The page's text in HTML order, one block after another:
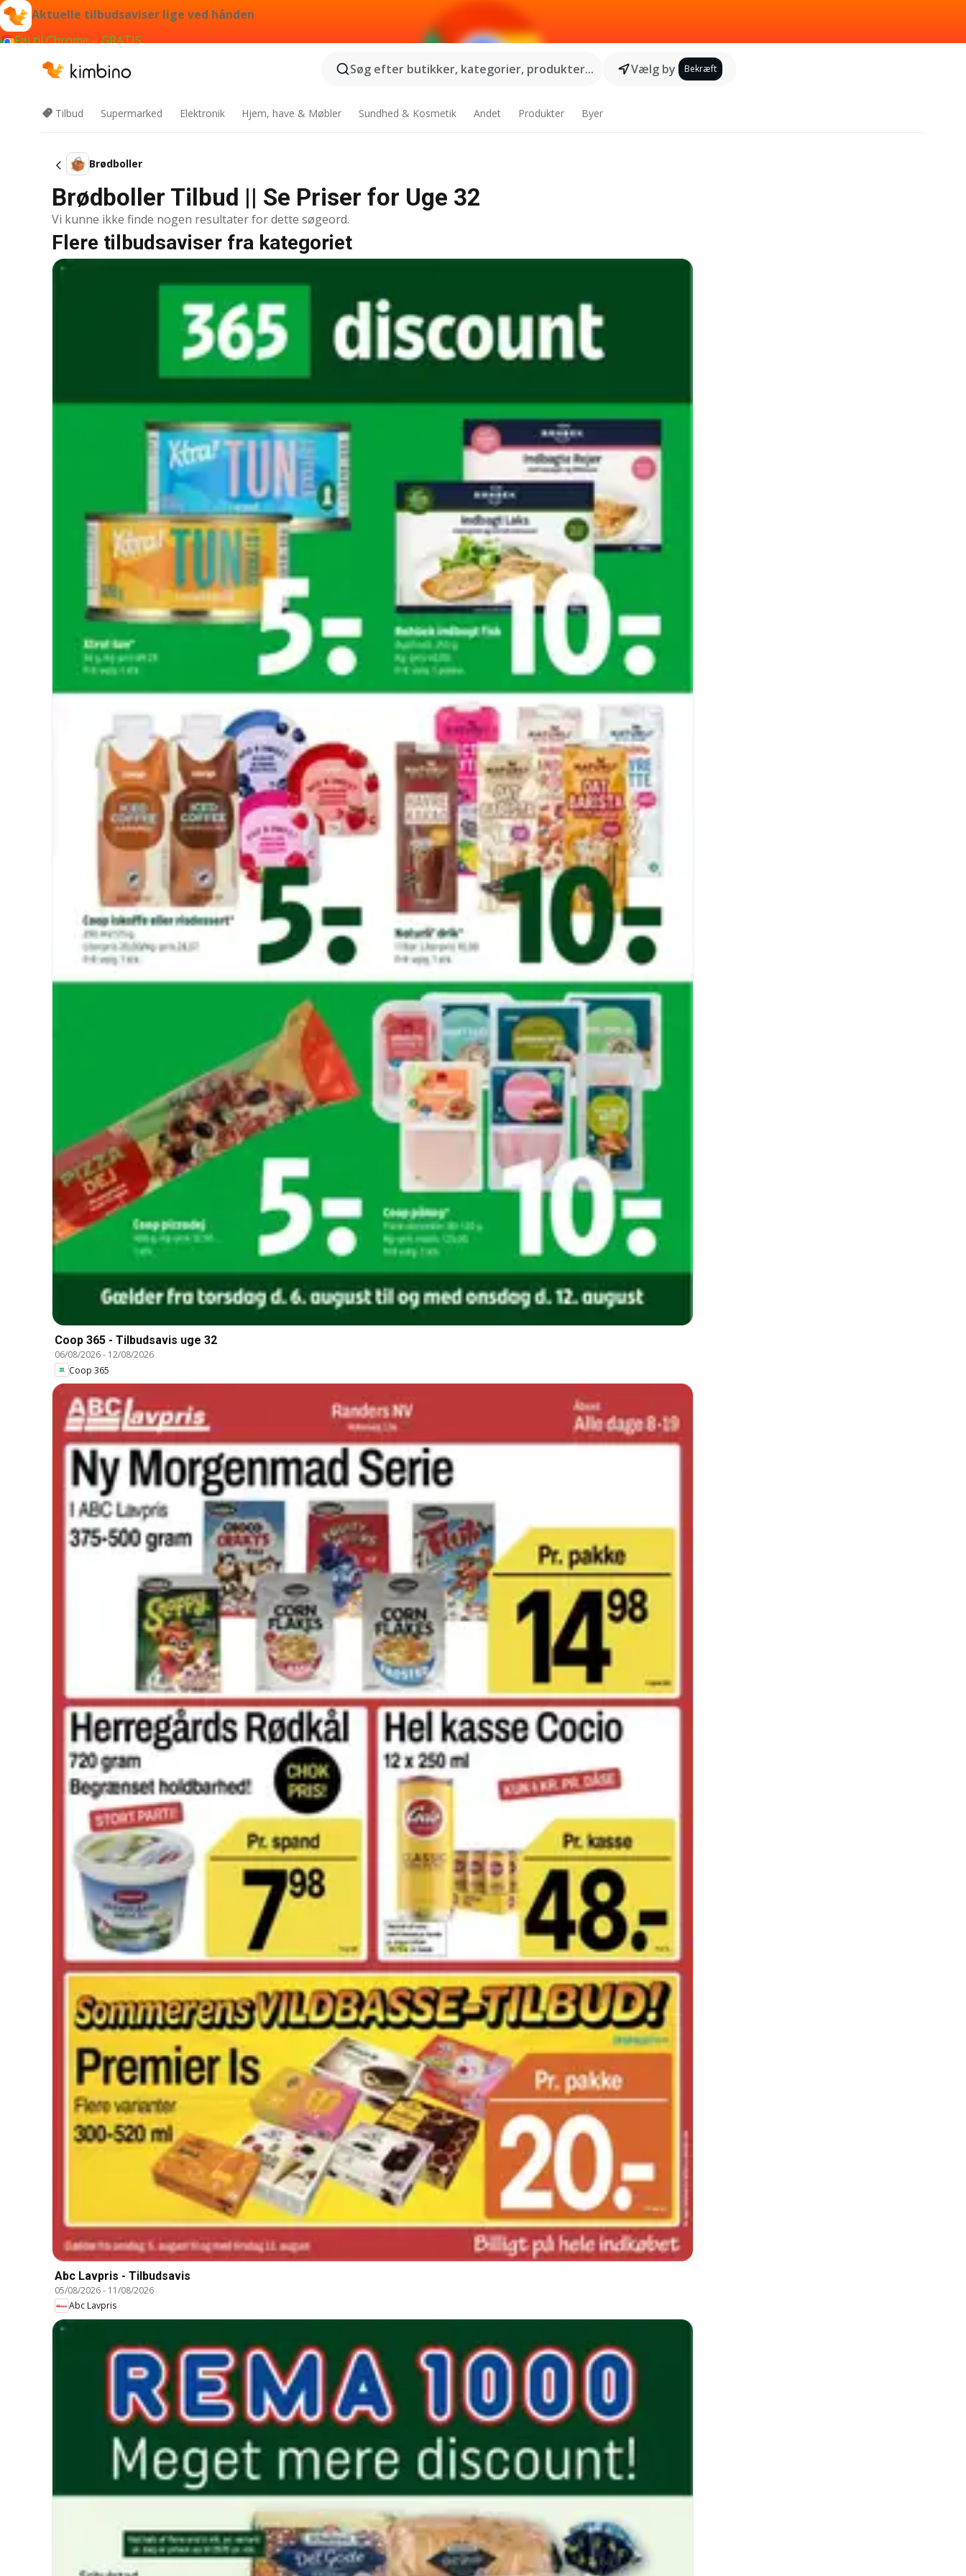
Aktuelle tilbudsaviser lige ved hånden
Føj til Chrome – GRATIS
Søg efter butikker, kategorier, produkter...
Vælg by Bekræft
Tilbud Supermarked Elektronik Hjem, have & Møbler Sundhed & Kosmetik Andet Produkter Byer
Brødboller
Brødboller Tilbud || Se Priser for Uge 32
Vi kunne ikke finde nogen resultater for dette søgeord.
Flere tilbudsaviser fra kategoriet
Coop 365 - Tilbudsavis uge 32
06/08/2026- 12/08/2026
Coop 365
Abc Lavpris - Tilbudsavis
05/08/2026- 11/08/2026
Abc Lavpris